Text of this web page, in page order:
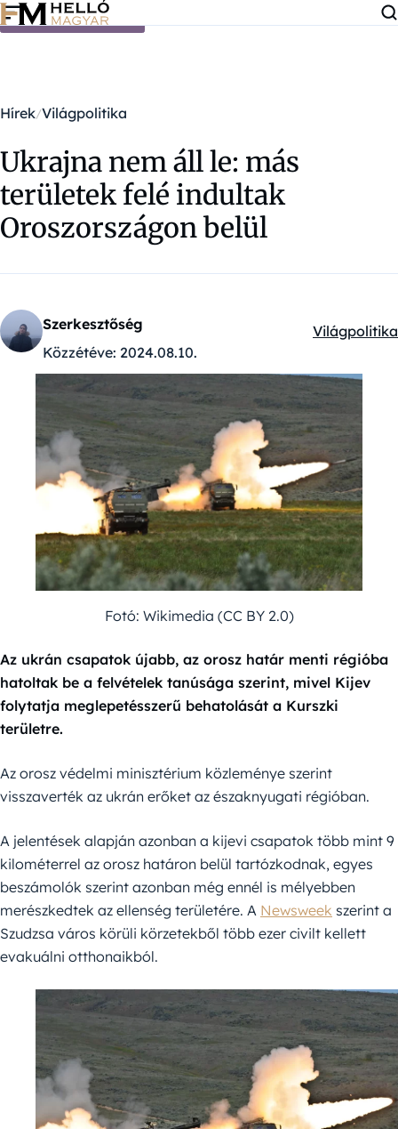
Ugrás a tartalomra
Hírek Világpolitika
Ukrajna nem áll le: más
területek felé indultak
Oroszországon belül
Szerkesztőség
Közzétéve: 2024.08.10.
Kategóriák:
Világpolitika
Fotó: Wikimedia (CC BY 2.0)
Az ukrán csapatok újabb, az orosz határ menti régióba
hatoltak be a felvételek tanúsága szerint, mivel Kijev
folytatja meglepetésszerű behatolását a Kurszki
területre.
Az orosz védelmi minisztérium közleménye szerint
visszaverték az ukrán erőket az északnyugati régióban.
A jelentések alapján azonban a kijevi csapatok több mint 9
kilométerrel az orosz határon belül tartózkodnak, egyes
beszámolók szerint azonban még ennél is mélyebben
merészkedtek az ellenség területére. A Newsweek szerint a
Szudzsa város körüli körzetekből több ezer civilt kellett
evakuálni otthonaikból.